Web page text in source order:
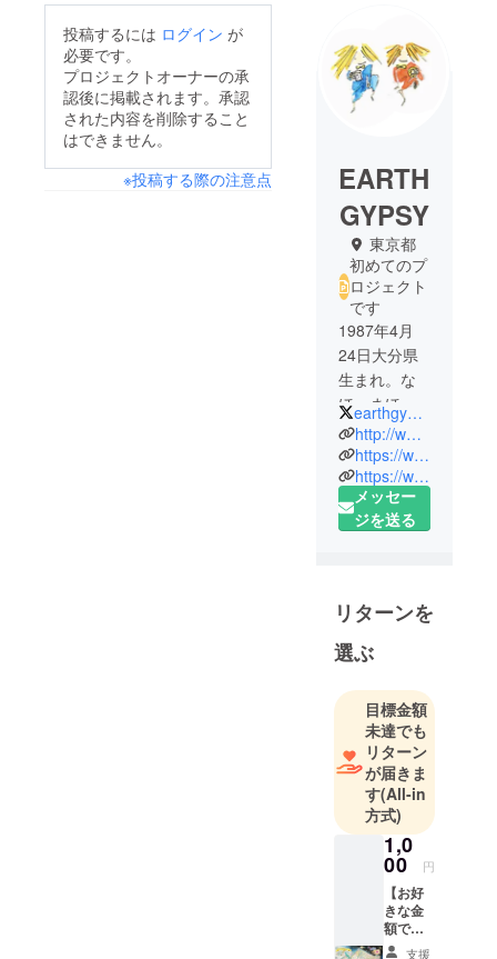
投稿するには ログイン が
必要です。
プロジェクトオーナーの承
認後に掲載されます。承認
された内容を削除すること
はできません。
※投稿する際の注意点
EARTH
GYPSY
東京都
初めてのプ
ロジェクト
です
1987年4月
24日大分県
生まれ。な
ほ、まほと
いう双子の
姉妹。
2013年当時2
人で住んで
いた、恵比
「あーす・
じぷしー」
を結成。
「心を大切
にして、祈
りとアート
で生きる」
ことを決
め、2人で
600ドルとア
メリカまで
の片道切符
だけを持
ち、219日間
earthgypsy424
http://www.earthgypsy-nahomaho.com/
https://www.seedszencho.com/
https://www.facebook.com/earthgypsy.nm/
メッセー
ジを送る
リターンを
選ぶ
目標金額
未達でも
リターン
が届きま
す(All-in
方式)
1,0
00 円
【お好
きな金
額で、
ペイ支援